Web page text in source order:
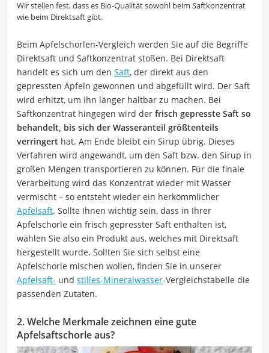
Wir stellen fest, dass es Bio-Qualität sowohl beim Saftkonzentrat
wie beim Direktsaft gibt.
Beim Apfelschorlen-Vergleich werden Sie auf die Begriffe
Direktsaft und Saftkonzentrat stoßen. Bei Direktsaft
handelt es sich um den Saft, der direkt aus den
gepressten Äpfeln gewonnen und abgefüllt wird. Der Saft
wird erhitzt, um ihn länger haltbar zu machen. Bei
Saftkonzentrat hingegen wird der frisch gepresste Saft so
behandelt, bis sich der Wasseranteil größtenteils
verringert hat. Am Ende bleibt ein Sirup übrig. Dieses
Verfahren wird angewandt, um den Saft bzw. den Sirup in
großen Mengen transportieren zu können. Für die finale
Verarbeitung wird das Konzentrat wieder mit Wasser
vermischt – so entsteht wieder ein herkömmlicher
Apfelsaft. Sollte Ihnen wichtig sein, dass in Ihrer
Apfelschorle ein frisch gepresster Saft enthalten ist,
wählen Sie also ein Produkt aus, welches mit Direktsaft
hergestellt wurde. Sollten Sie sich selbst eine
Apfelschorle mischen wollen, finden Sie in unserer
Apfelsaft- und stilles-Mineralwasser-Vergleichstabelle die
passenden Zutaten.
2. Welche Merkmale zeichnen eine gute
Apfelsaftschorle aus?